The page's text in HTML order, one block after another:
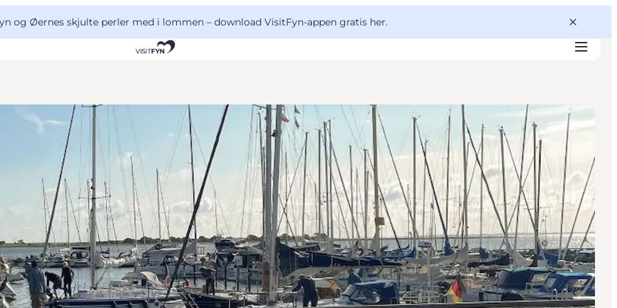
og Øernes skjulte perler med i lommen – download VisitFyn-appen gratis her.